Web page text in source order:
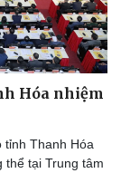
Hóa nhiệm
tỉnh Thanh Hóa
thể tại Trung tâm